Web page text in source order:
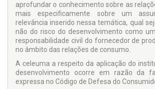
aprofundar o conhecimento sobre as
mais especificamente sobre um
relevância inserido nessa temática, qual
não do risco do desenvolvimento como
responsabilidade civil do fornecedor de
no âmbito das relações de consumo.
A celeuma a respeito da aplicação do
desenvolvimento ocorre em razão da
expressa no Código de Defesa do